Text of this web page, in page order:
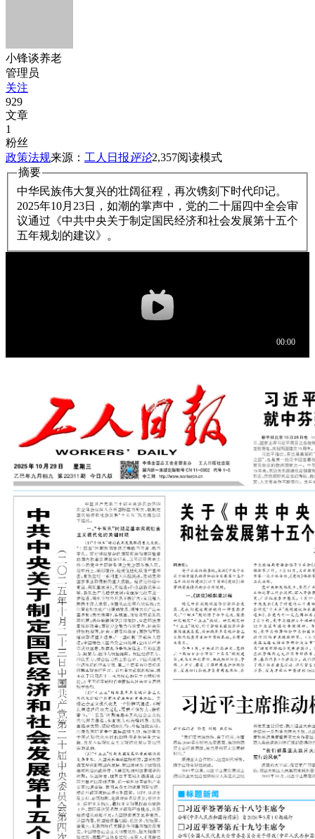
小锋谈养老
管理员
关注
929
文章
1
粉丝
政策法规来源： 工人日报评论2,357阅读模式
摘要
中华民族伟大复兴的壮阔征程，再次镌刻下时代印记。
2025年10月23日，如潮的掌声中，党的二十届四中全会审
议通过《中共中央关于制定国民经济和社会发展第十五个
五年规划的建议》。